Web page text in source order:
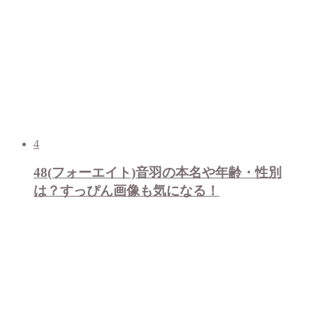
4
48(フォーエイト)音羽の本名や年齢・性別
は？すっぴん画像も気になる！